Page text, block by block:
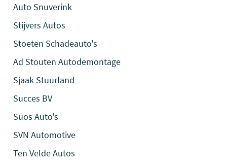
Auto Snuverink
Stijvers Autos
Stoeten Schadeauto's
Ad Stouten Autodemontage
Sjaak Stuurland
Succes BV
Suos Auto's
SVN Automotive
Ten Velde Autos